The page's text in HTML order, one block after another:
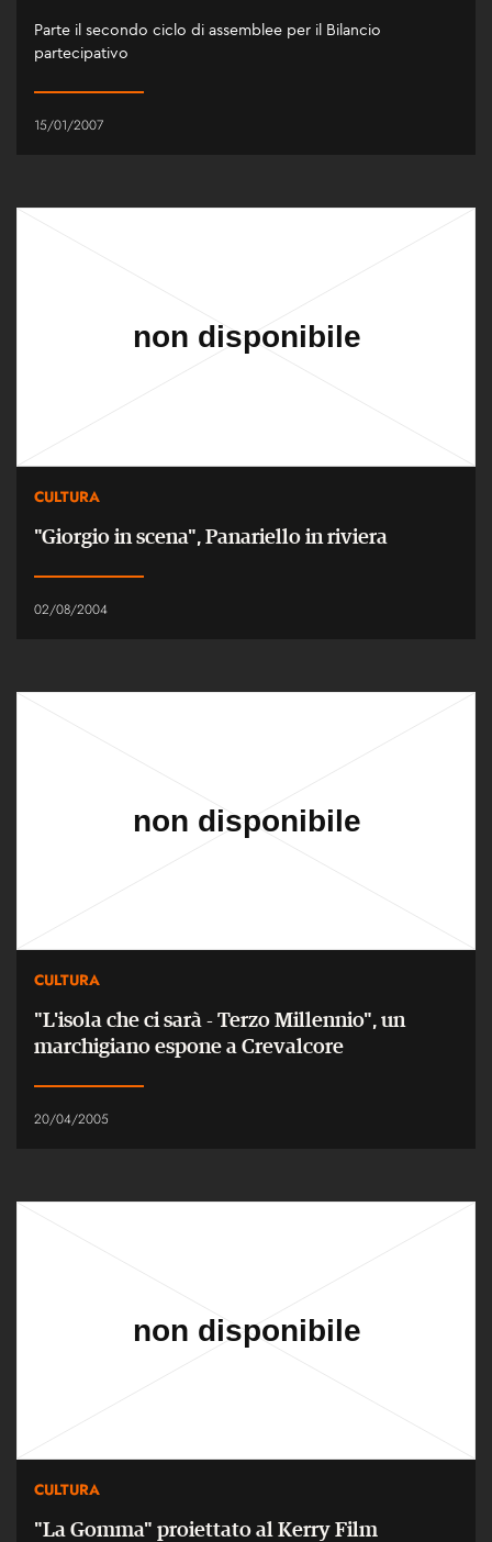
Parte il secondo ciclo di assemblee per il Bilancio
partecipativo
15/01/2007
CULTURA
"Giorgio in scena", Panariello in riviera
02/08/2004
CULTURA
"L'isola che ci sarà - Terzo Millennio", un
marchigiano espone a Crevalcore
20/04/2005
CULTURA
"La Gomma" proiettato al Kerry Film